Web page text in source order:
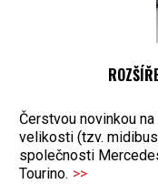
Čerstvou novinkou
velikosti (tzv.
společnosti
Tourino. >>